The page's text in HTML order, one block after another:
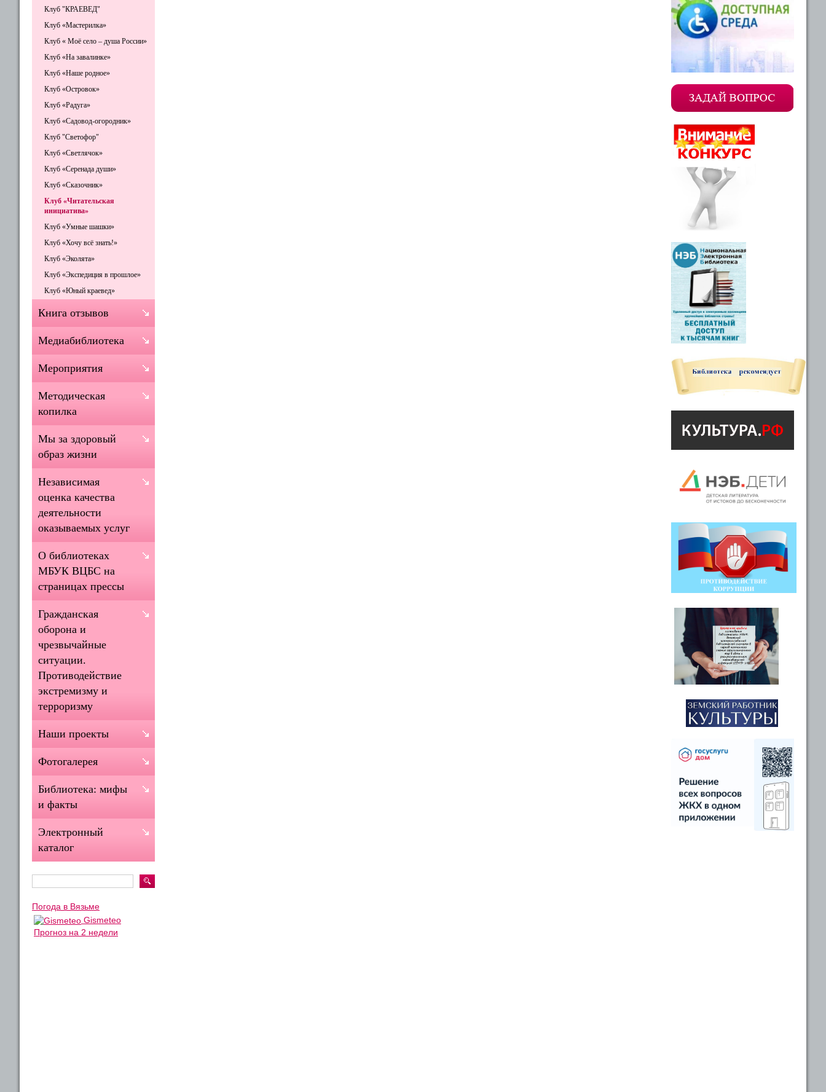
Клуб "КРАЕВЕД"
Клуб «Мастерилка»
Клуб « Моё село – душа России»
Клуб «На завалинке»
Клуб «Наше родное»
Клуб «Островок»
Клуб «Радуга»
Клуб «Садовод-огородник»
Клуб "Светофор"
Клуб «Светлячок»
Клуб «Серенада души»
Клуб «Сказочник»
Клуб «Читательская
инициатива»
Клуб «Умные шашки»
Клуб «Хочу всё знать!»
Клуб «Эколята»
Клуб «Экспедиция в прошлое»
Клуб «Юный краевед»
Книга отзывов
Медиабиблиотека
Мероприятия
Методическая
копилка
Мы за здоровый
образ жизни
Независимая
оценка качества
деятельности
оказываемых услуг
О библиотеках
МБУК ВЦБС на
страницах прессы
Гражданская
оборона и
чрезвычайные
ситуации.
Противодействие
экстремизму и
терроризму
Наши проекты
Фотогалерея
Библиотека: мифы
и факты
Электронный
каталог
Погода в Вязьме
Gismeteo
Прогноз на 2 недели